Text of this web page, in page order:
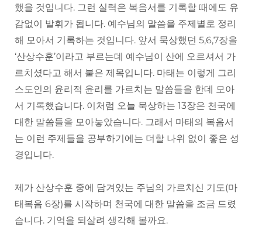
했을 것입니다. 그런 실력은 복음서를 기록할 때에도 유
감없이 발휘가 됩니다. 예수님의 말씀을 주제별로 정리
해 모아서 기록하는 것입니다. 앞서 묵상했던 5,6,7장을
‘산상수훈’이라고 부르는데 예수님이 산에 오르셔서 가
르치셨다고 해서 붙은 제목입니다. 마태는 이렇게 그리
스도인의 윤리적 윤리를 가르치는 말씀들을 한데 모아
서 기록했습니다. 이처럼 오늘 묵상하는 13장은 천국에
대한 말씀들을 모아눟았습니다. 그래서 마태의 복음서
는 이런 주제들을 공부하기에는 더할 나위 없이 좋은 성
경입니다.
제가 산상수훈 중에 담겨있는 주님의 가르치신 기도(마
태복음 6장)를 시작하며 천국에 대한 말씀을 조금 드렸
습니다. 기억을 되살려 생각해 볼까요.